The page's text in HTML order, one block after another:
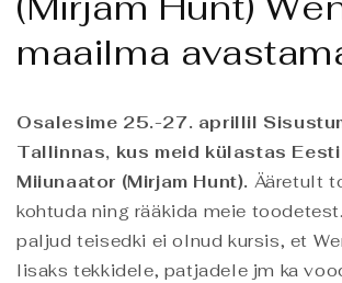
maailma
Osalesime 25.-27. aprillil
Tallinnas, kus meid külastas
Miiunaator (Mirjam Hunt). Ääretult
kohtuda ning rääkida meie
paljud teisedki ei olnud kursis, et
lisaks tekkidele, patjadele jm ka